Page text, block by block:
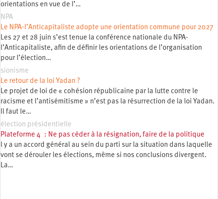
orientations en vue de l’…
NPA
Le NPA-l’Anticapitaliste adopte une orientation commune pour 2027
Les 27 et 28 juin s’est tenue la conférence nationale du NPA-
l’Anticapitaliste, afin de définir les orientations de l’organisation
pour l’élection…
sionisme
Le retour de la loi Yadan ?
Le projet de loi de « cohésion républicaine par la lutte contre le
racisme et l’antisémitisme » n’est pas la résurrection de la loi Yadan.
Il faut le…
élection présidentielle
Plateforme 4 : Ne pas céder à la résignation, faire de la politique
l y a un accord général au sein du parti sur la situation dans laquelle
vont se dérouler les élections, même si nos conclusions divergent.
La…